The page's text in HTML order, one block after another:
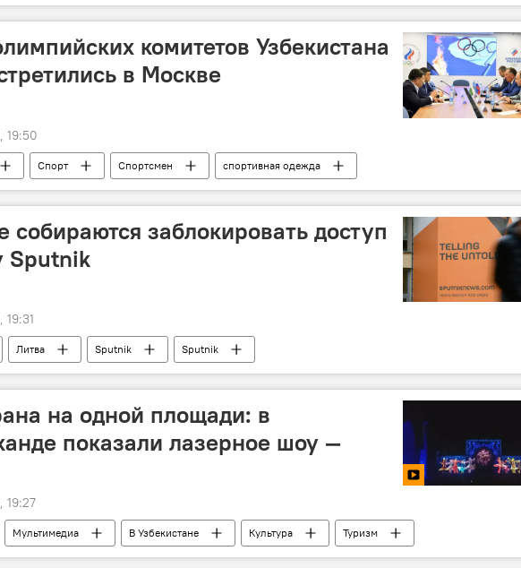
комитетов Узбекистана
в Москве
19:50
Спорт Спортсмен
спортивная одежда
сотрудничество Политика
собираются заблокировать доступ
Sputnik
19:31
Литва Sputnik Sputnik
на одной площади: в
показали лазерное шоу —
19:27
Мультимедиа В Узбекистане Культура
Туризм
Туризм Самарканд шоу